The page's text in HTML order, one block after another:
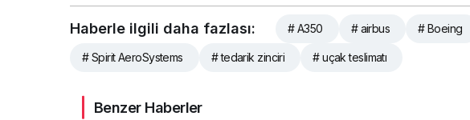
Haberle ilgili daha fazlası: # A350 # airbus # Boeing
# Spirit AeroSystems # tedarik zinciri # uçak teslimatı
Benzer Haberler